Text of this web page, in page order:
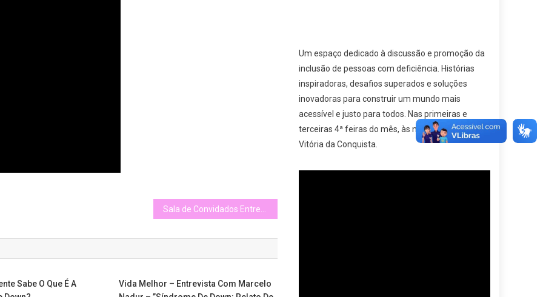
Sabe O Que É A
Vida Melhor – Entrevista Com Marcelo
Um espaço dedicado à discussão e promoção da
inclusão de pessoas com deficiência. Histórias
inspiradoras, desafios superados e soluções
inovadoras para construir um mundo mais
acessível e justo para todos. Nas primeiras e
terceiras 4ª feiras do mês, às naMega Rádiode
Vitória da Conquista.